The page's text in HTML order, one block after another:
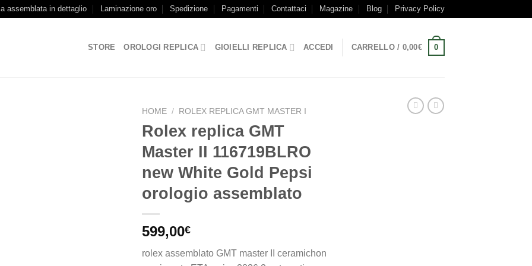
assemblata in dettaglio Laminazione oro Spedizione Pagamenti Contattaci Magazine Blog Privacy Policy
STORE OROLOGI REPLICA GIOIELLI REPLICA ACCEDI CARRELLO / 0,00€ 0
HOME / ROLEX REPLICA GMT MASTER I
Rolex replica GMT
Master II 116719BLRO
new White Gold Pepsi
orologio assemblato
599,00€
rolex assemblato GMT master II ceramichon